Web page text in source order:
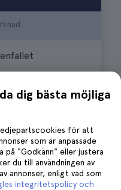
resplan för att
att utforska.
det gott om
att utforska, och
från
dig bästa möjliga
för att
som är anpassade
på "Godkänn" eller justera
du till användningen av
annonser, enligt vad som
integritetspolicy och